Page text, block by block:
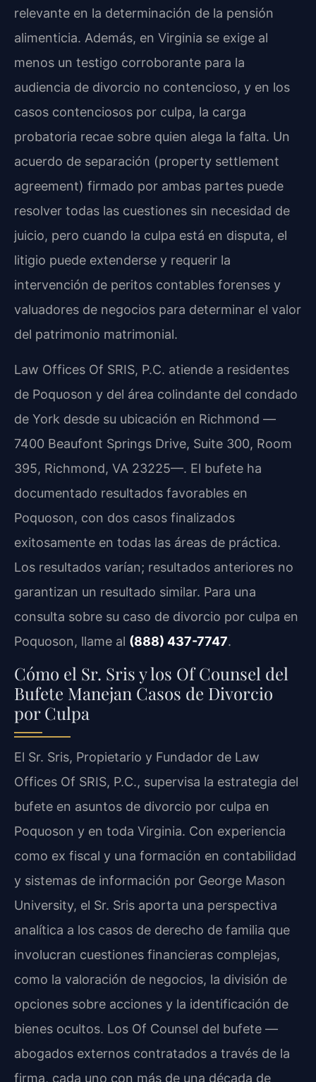
relevante en la determinación de la pensión
alimenticia. Además, en Virginia se exige al
menos un testigo corroborante para la
audiencia de divorcio no contencioso, y en los
casos contenciosos por culpa, la carga
probatoria recae sobre quien alega la falta. Un
acuerdo de separación (property settlement
agreement) firmado por ambas partes puede
resolver todas las cuestiones sin necesidad de
juicio, pero cuando la culpa está en disputa, el
litigio puede extenderse y requerir la
intervención de peritos contables forenses y
valuadores de negocios para determinar el valor
del patrimonio matrimonial.
Law Offices Of SRIS, P.C. atiende a residentes
de Poquoson y del área colindante del condado
de York desde su ubicación en Richmond —
7400 Beaufont Springs Drive, Suite 300, Room
395, Richmond, VA 23225—. El bufete ha
documentado resultados favorables en
Poquoson, con dos casos finalizados
exitosamente en todas las áreas de práctica.
Los resultados varían; resultados anteriores no
garantizan un resultado similar. Para una
consulta sobre su caso de divorcio por culpa en
Poquoson, llame al (888) 437-7747.
Cómo el Sr. Sris y los Of Counsel del
Bufete Manejan Casos de Divorcio
por Culpa
El Sr. Sris, Propietario y Fundador de Law
Offices Of SRIS, P.C., supervisa la estrategia del
bufete en asuntos de divorcio por culpa en
Poquoson y en toda Virginia. Con experiencia
como ex fiscal y una formación en contabilidad
y sistemas de información por George Mason
University, el Sr. Sris aporta una perspectiva
analítica a los casos de derecho de familia que
involucran cuestiones financieras complejas,
como la valoración de negocios, la división de
opciones sobre acciones y la identificación de
bienes ocultos. Los Of Counsel del bufete —
abogados externos contratados a través de la
firma, cada uno con más de una década de